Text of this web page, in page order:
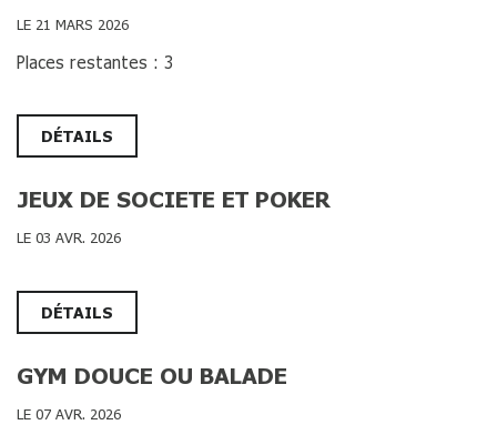
LE 21 MARS 2026
Places restantes : 3
DÉTAILS
JEUX DE SOCIETE ET POKER
LE 03 AVR. 2026
DÉTAILS
GYM DOUCE OU BALADE
LE 07 AVR. 2026